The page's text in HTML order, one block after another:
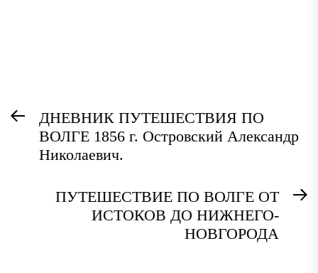
Навигация
по
записям
Предыдущая
запись:
ДНЕВНИК ПУТЕШЕСТВИЯ ПО
ВОЛГЕ 1856 г. Островский Александр
Николаевич.
ПУТЕШЕСТВИЕ ПО ВОЛГЕ ОТ
ИСТОКОВ ДО НИЖНЕГО-
НОВГОРОДА